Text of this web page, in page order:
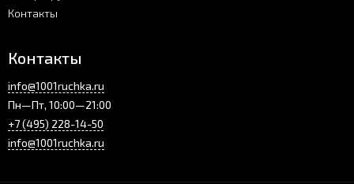
Контакты
Контакты
info@1001ruchka.ru
Пн—Пт, 10:00—21:00
+7 (495) 228-14-50
info@1001ruchka.ru